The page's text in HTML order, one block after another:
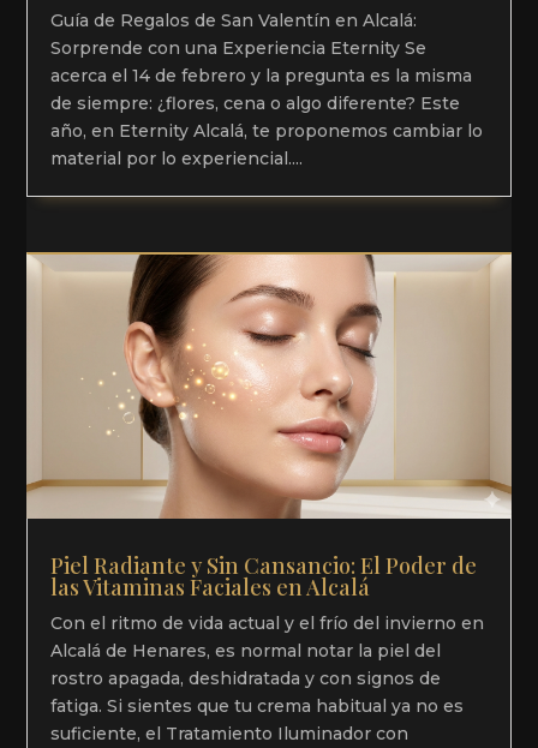
Guía de Regalos de San Valentín en Alcalá:
Sorprende con una Experiencia Eternity Se
acerca el 14 de febrero y la pregunta es la misma
de siempre: ¿flores, cena o algo diferente? Este
año, en Eternity Alcalá, te proponemos cambiar lo
material por lo experiencial....
Piel Radiante y Sin Cansancio: El Poder de
las Vitaminas Faciales en Alcalá
Con el ritmo de vida actual y el frío del invierno en
Alcalá de Henares, es normal notar la piel del
rostro apagada, deshidratada y con signos de
fatiga. Si sientes que tu crema habitual ya no es
suficiente, el Tratamiento Iluminador con